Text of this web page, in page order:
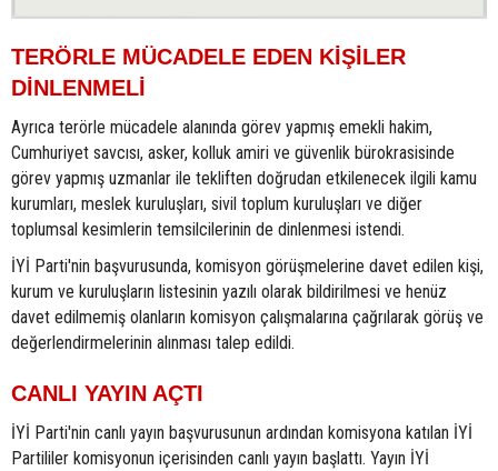
TERÖRLE MÜCADELE EDEN KİŞİLER
DİNLENMELİ
Ayrıca terörle mücadele alanında görev yapmış emekli hakim,
Cumhuriyet savcısı, asker, kolluk amiri ve güvenlik bürokrasisinde
görev yapmış uzmanlar ile tekliften doğrudan etkilenecek ilgili kamu
kurumları, meslek kuruluşları, sivil toplum kuruluşları ve diğer
toplumsal kesimlerin temsilcilerinin de dinlenmesi istendi.
İYİ Parti'nin başvurusunda, komisyon görüşmelerine davet edilen kişi,
kurum ve kuruluşların listesinin yazılı olarak bildirilmesi ve henüz
davet edilmemiş olanların komisyon çalışmalarına çağrılarak görüş ve
değerlendirmelerinin alınması talep edildi.
CANLI YAYIN AÇTI
İYİ Parti'nin canlı yayın başvurusunun ardından komisyona katılan İYİ
Partililer komisyonun içerisinden canlı yayın başlattı. Yayın İYİ